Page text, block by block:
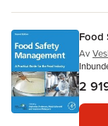
Food
Av
2